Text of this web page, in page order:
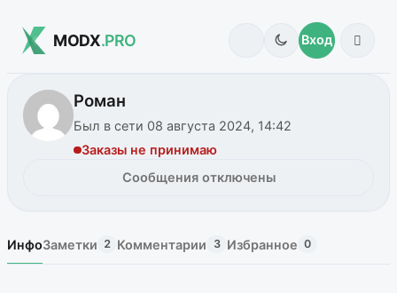
MODX.PRO Вход
Роман
Был в сети 08 августа 2024, 14:42
Заказы не принимаю
Сообщения отключены
ИнфоЗаметки 2 Комментарии 3 Избранное 0